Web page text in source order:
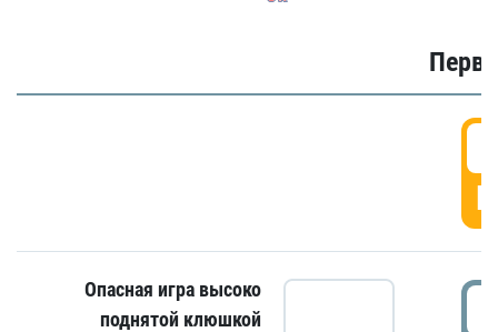
Опасная игра высоко
поднятой клюшкой